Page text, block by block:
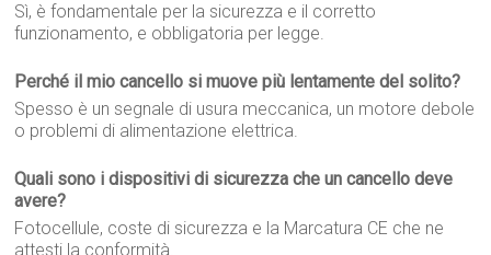
Sì, è fondamentale per la sicurezza e il corretto
funzionamento, e obbligatoria per legge.
Perché il mio cancello si muove più lentamente del solito?
Spesso è un segnale di usura meccanica, un motore debole
o problemi di alimentazione elettrica.
Quali sono i dispositivi di sicurezza che un cancello deve
avere?
Fotocellule, coste di sicurezza e la Marcatura CE che ne
attesti la conformità.